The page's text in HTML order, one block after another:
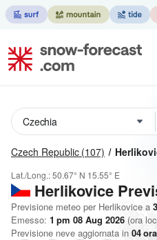
Czech Republic (107)
Lat./Long.:50.67° N 15.55° E
Herlikovice
Previsione meteo per Herlikovice a
Emesso: 1 pm 08 Aug 2026 (ora
Previsione neve aggiornata in 04ora